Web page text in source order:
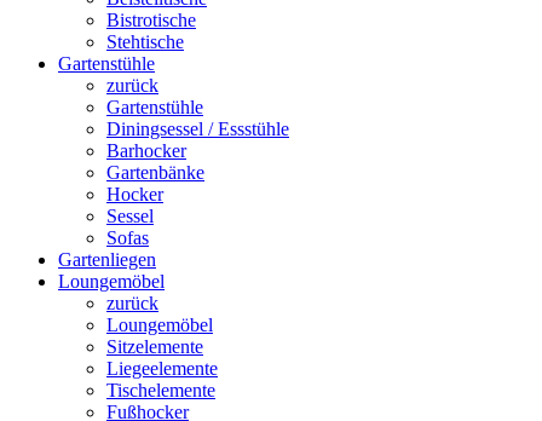
Bistrotische
Stehtische
Gartenstühle
zurück
Gartenstühle
Diningsessel / Essstühle
Barhocker
Gartenbänke
Hocker
Sessel
Sofas
Gartenliegen
Loungemöbel
zurück
Loungemöbel
Sitzelemente
Liegeelemente
Tischelemente
Fußhocker